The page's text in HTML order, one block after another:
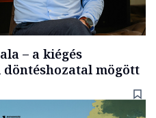
– a kiégés
mögött